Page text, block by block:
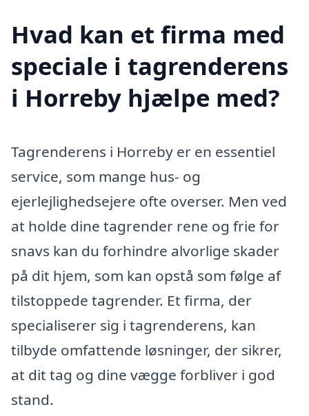
Hvad kan et firma med
speciale i tagrenderens
i Horreby hjælpe med?
Tagrenderens i Horreby er en essentiel
service, som mange hus- og
ejerlejlighedsejere ofte overser. Men ved
at holde dine tagrender rene og frie for
snavs kan du forhindre alvorlige skader
på dit hjem, som kan opstå som følge af
tilstoppede tagrender. Et firma, der
specialiserer sig i tagrenderens, kan
tilbyde omfattende løsninger, der sikrer,
at dit tag og dine vægge forbliver i god
stand.